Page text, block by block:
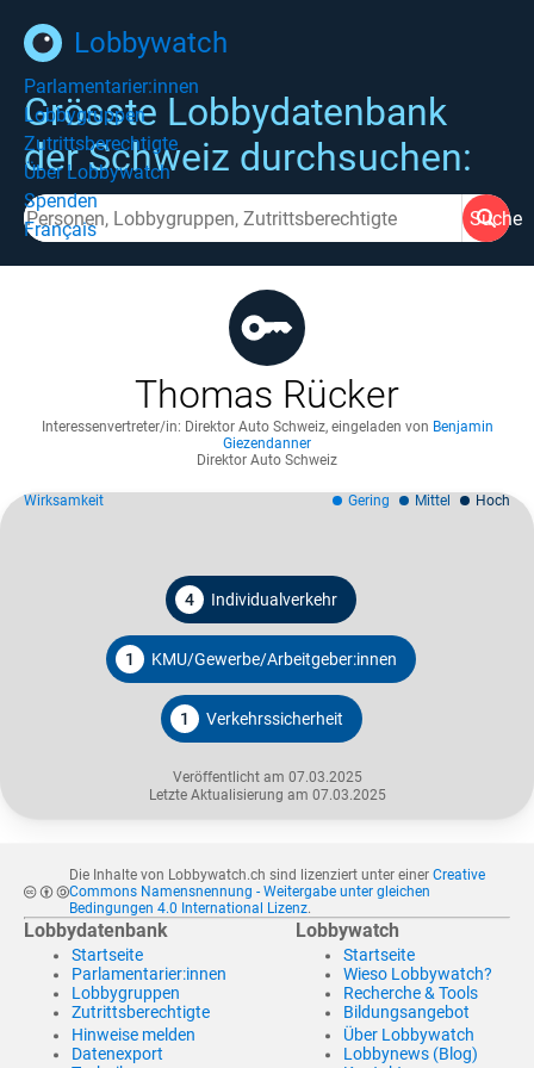
Lobbywatch
Parlamentarier:innen
Lobbygruppen
Zutrittsberechtigte
Über Lobbywatch
Spenden
Français
Grösste Lobbydatenbank
der Schweiz durchsuchen:
Suche
Thomas Rücker
Interessenvertreter/in: Direktor Auto Schweiz, eingeladen von Benjamin
Giezendanner
Direktor Auto Schweiz
4 Individualverkehr
1 KMU/Gewerbe/Arbeitgeber:innen
1 Verkehrssicherheit
Veröffentlicht am 07.03.2025
Letzte Aktualisierung am 07.03.2025
Wirksamkeit Gering Mittel Hoch
Die Inhalte von Lobbywatch.ch sind lizenziert unter einer Creative
Commons Namensnennung - Weitergabe unter gleichen
Bedingungen 4.0 International Lizenz.
Lobbydatenbank
Startseite
Parlamentarier:innen
Lobbygruppen
Zutrittsberechtigte
Hinweise melden
Datenexport
Lobbywatch
Startseite
Wieso Lobbywatch?
Recherche & Tools
Bildungsangebot
Über Lobbywatch
Lobbynews (Blog)